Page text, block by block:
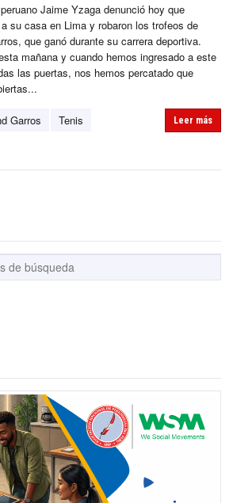
Jaime Yzaga denunció hoy que
su casa en Lima y robaron los trofeos de
que ganó durante su carrera deportiva.
mañana y cuando hemos ingresado a este
las puertas, nos hemos percatado que
Garros
Tenis
Leer más